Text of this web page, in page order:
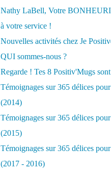
Nathy LaBell, Votre
à votre service !
Nouvelles activités chez Je
QUI sommes-nous ?
Regarde ! Tes 8 Positiv'Mugs
Témoignages sur 365 délices
(2014)
Témoignages sur 365 délices
(2015)
Témoignages sur 365 délices
(2017 - 2016)